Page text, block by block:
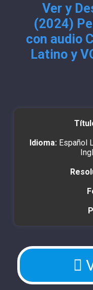
Ver y
(2024)
con audio
Latino y
Idioma: Español